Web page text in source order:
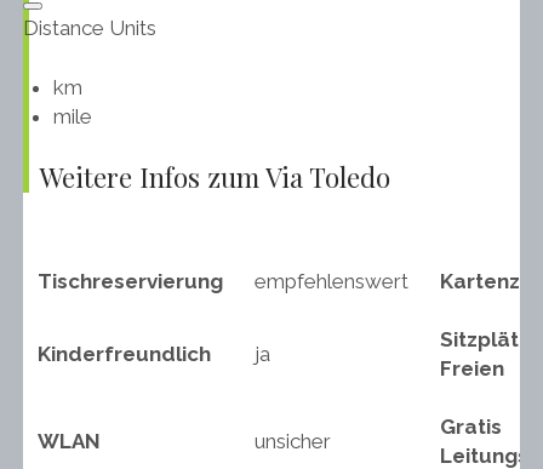
Distance Units
km
mile
Weitere Infos zum Via Toledo
Tischreservierung empfehlenswert
Kinderfreundlich ja
Freien
WLAN unsicher
Gratis